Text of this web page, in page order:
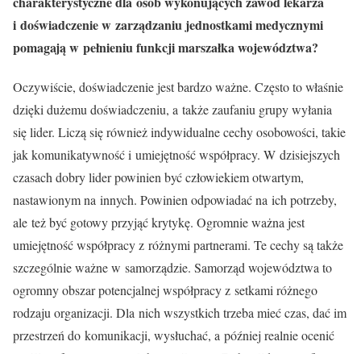
i doświadczenie w zarządzaniu jednostkami medycznymi
pomagają w pełnieniu funkcji marszałka województwa?
Oczywiście, doświadczenie jest bardzo ważne. Często to właśnie
dzięki dużemu doświadczeniu, a także zaufaniu grupy wyłania
się lider. Liczą się również indywidualne cechy osobowości, takie
jak komunikatywność i umiejętność współpracy. W dzisiejszych
czasach dobry lider powinien być człowiekiem otwartym,
nastawionym na innych. Powinien odpowiadać na ich potrzeby,
ale też być gotowy przyjąć krytykę. Ogromnie ważna jest
umiejętność współpracy z różnymi partnerami. Te cechy są także
szczególnie ważne w samorządzie. Samorząd województwa to
ogromny obszar potencjalnej współpracy z setkami różnego
rodzaju organizacji. Dla nich wszystkich trzeba mieć czas, dać im
przestrzeń do komunikacji, wysłuchać, a później realnie ocenić